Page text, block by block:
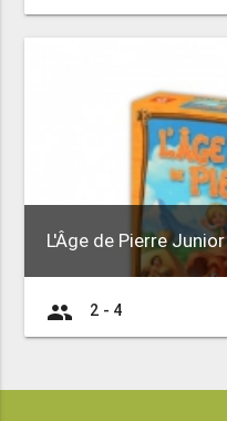
L'Âge de Pierre Junior
group 2 - 4